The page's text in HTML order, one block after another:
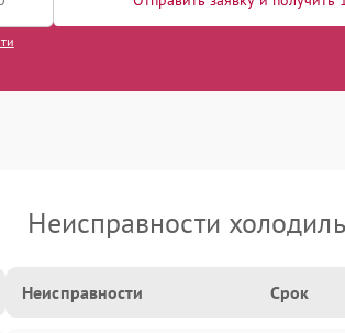
Неисправности
Неисправности Срок